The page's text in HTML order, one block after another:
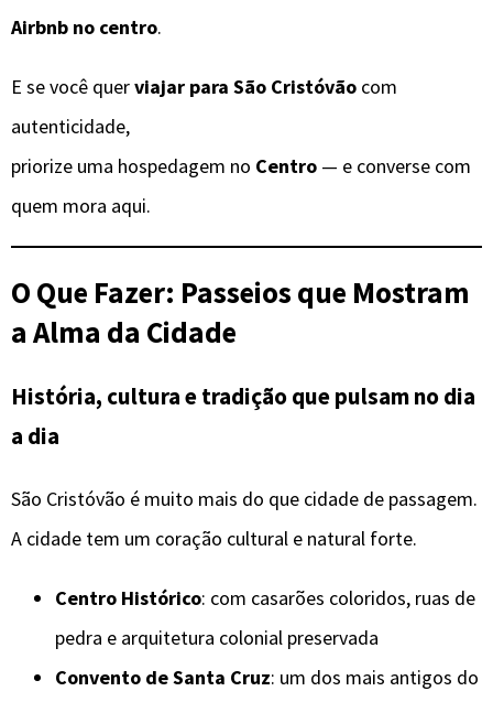
Airbnb no centro.
E se você querviajar para São Cristóvão com
autenticidade,
priorize uma hospedagem no Centro — e converse com
quem mora aqui.
O Que Fazer: Passeios que Mostram
a Alma da Cidade
História, cultura e tradição que pulsam no dia
a dia
São Cristóvão é muito mais do que cidade de passagem.
A cidade tem um coração cultural e natural forte.
Centro Histórico: com casarões coloridos, ruas de
pedra e arquitetura colonial preservada
Convento de Santa Cruz: um dos mais antigos do